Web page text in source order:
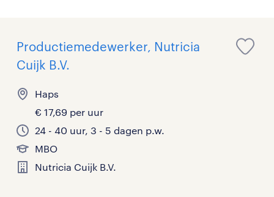
Productiemedewerker, Nutricia
Cuijk B.V.
Haps
€ 17,69 per uur
24 - 40 uur, 3 - 5 dagen p.w.
MBO
Nutricia Cuijk B.V.